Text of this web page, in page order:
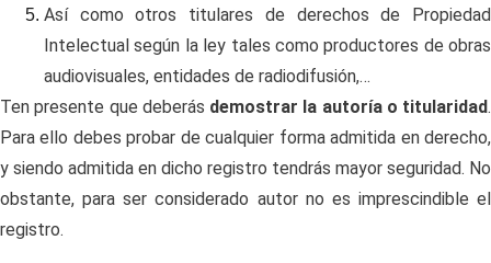
Así como otros titulares de derechos de Propiedad
Intelectual según la ley tales como productores de obras
audiovisuales, entidades de radiodifusión,…
Ten presente que deberás demostrar la autoría o titularidad.
Para ello debes probar de cualquier forma admitida en derecho,
y siendo admitida en dicho registro tendrás mayor seguridad. No
obstante, para ser considerado autor no es imprescindible el
registro.